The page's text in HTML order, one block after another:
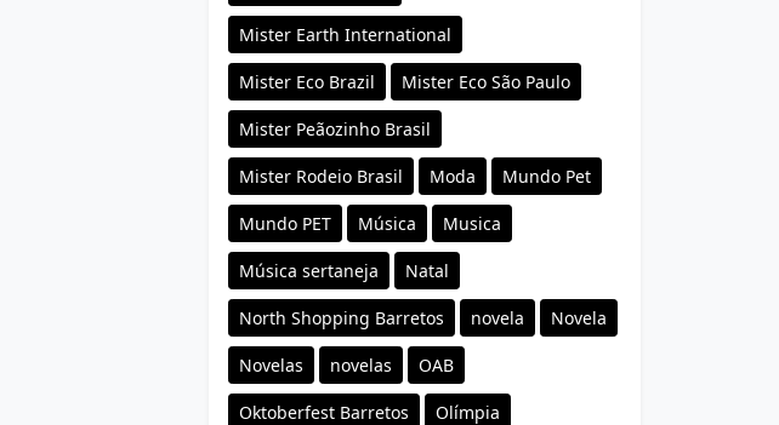
Mister Earth International
Mister Eco Brazil Mister Eco São Paulo
Mister Peãozinho Brasil
Mister Rodeio Brasil Moda Mundo Pet
Mundo PET Música Musica
Música sertaneja Natal
North Shopping Barretos novela Novela
Novelas novelas OAB
Oktoberfest Barretos Olímpia